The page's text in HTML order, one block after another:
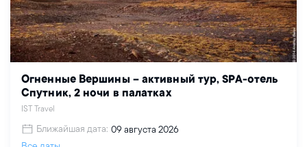
Огненные Вершины – активный тур, SPA-отель
Спутник, 2 ночи в палатках
IST Travel
Ближайшая дата: 09 августа 2026